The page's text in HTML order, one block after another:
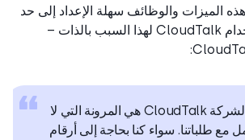
والوظائف سهلة الإعداد إلى حد
ما. نحن نوصي باستخدام CloudTalk لهذا السبب بالذات –
“الميزة الأساسية لشركة CloudTalk هي المرونة التي لا
طلباتنا. سواء كنا بحاجة إلى أرقام